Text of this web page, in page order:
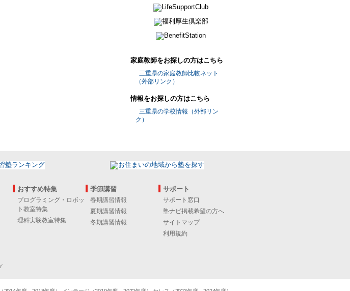
家庭教師をお探しの方はこちら
三重県の家庭教師比較ネット
（外部リンク）
情報をお探しの方はこちら
三重県の学校情報（外部リン
ク）
おすすめ特集
プログラミング・ロボッ
ト教室特集
理科実験教室特集
季節講習
春期講習情報
夏期講習情報
冬期講習情報
サポート
サポート窓口
塾ナビ掲載希望の方へ
サイトマップ
利用規約